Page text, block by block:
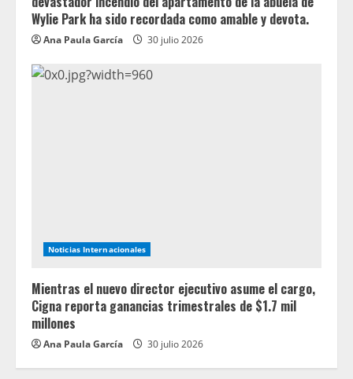
Wylie Park ha sido recordada como amable y devota.
Ana Paula García 30 julio 2026
Noticias Internacionales
Mientras el nuevo director ejecutivo asume el cargo,
Cigna reporta ganancias trimestrales de $1.7 mil
millones
Ana Paula García 30 julio 2026